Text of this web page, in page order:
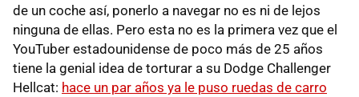
de un coche así, ponerlo a navegar no es ni de lejos
ninguna de ellas. Pero esta no es la primera vez que el
YouTuber estadounidense de poco más de 25 años
tiene la genial idea de torturar a su Dodge Challenger
Hellcat: hace un par años ya le puso ruedas de carro